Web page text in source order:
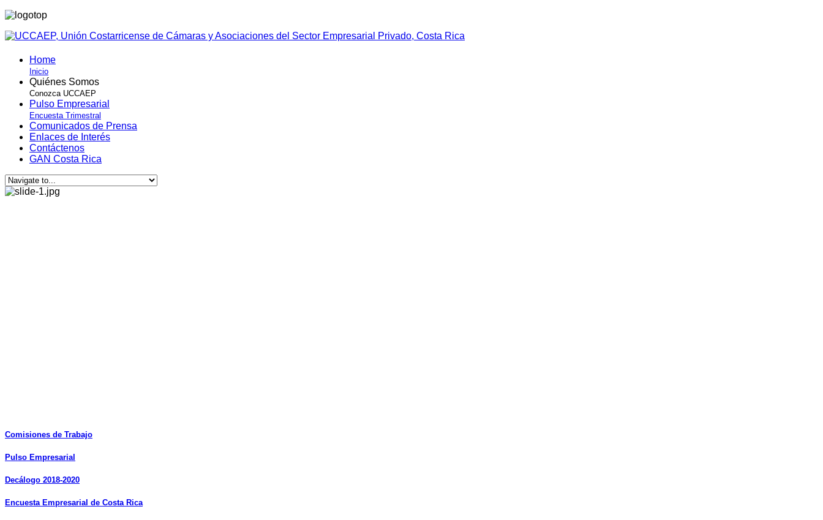
Home
Inicio
Quiénes Somos
Conozca UCCAEP
Pulso Empresarial
Encuesta Trimestral
Comunicados de Prensa
Enlaces de Interés
Contáctenos
GAN Costa Rica
Comisiones de Trabajo
Pulso Empresarial
Decálogo 2018-2020
Encuesta Empresarial de Costa Rica